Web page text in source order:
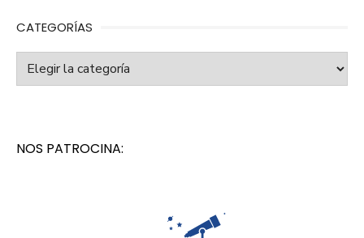
CATEGORÍAS
Categorías
NOS PATROCINA: